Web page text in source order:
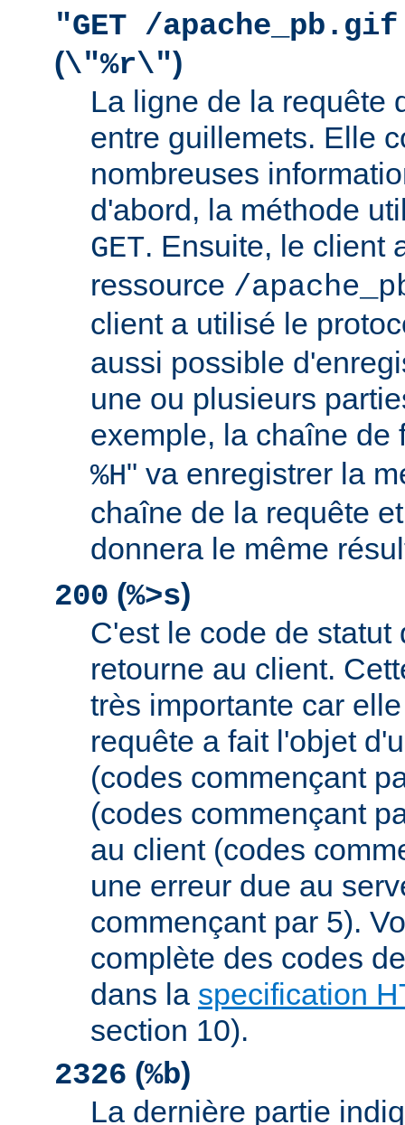
"GET /
(\"%r\")
La ligne de la requête
entre guillemets. Elle
nombreuses
d'abord, la méthode
GET. Ensuite, le client
ressource /
client a utilisé le
aussi possible
une ou plusieurs
exemple, la chaîne de
%H" va enregistrer la
chaîne de la requête
donnera le même
200 (%>s)
C'est le code de statut
retourne au client.
très importante car
requête a fait l'objet
(codes commençant
(codes commençant
au client (codes
une erreur due au
commençant par 5).
complète des codes
dans la specification
section 10).
2326 (%b)
La dernière partie